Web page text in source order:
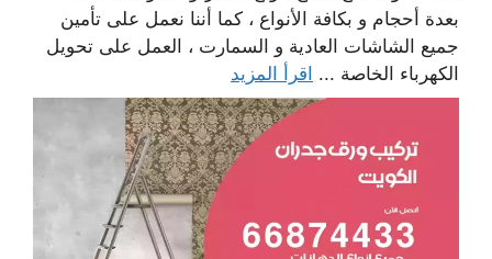
بعدة أحجام و بكافة الأنواع ، كما أننا نعمل على تأمين
جميع الشاشات العادية و السمارت ، العمل على تحويل
الكهرباء الخاصة ... اقرأ المزيد